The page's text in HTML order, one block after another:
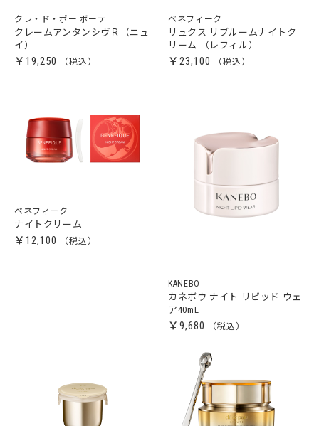
クレ・ド・ポー ボーテ
クレームアンタンシヴＲ（ニュ
イ）
￥19,250
ベネフィーク
リュクス リブルームナイトク
リーム （レフィル）
￥23,100
ベネフィーク
ナイトクリーム
￥12,100
KANEBO
カネボウ ナイト リピッド ウェ
ア40mL
￥9,680